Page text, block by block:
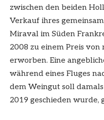
zwischen den beiden
Verkauf ihres
Miraval im Süden
2008 zu einem Preis
erworben. Eine
während eines Fluges
dem Weingut soll
2019 geschieden wurde,